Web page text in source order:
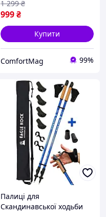
Adventuridge 110 см
999₴
1 299 ₴
Купити
ComfortMag 99%
Палиці для
Скандинавської ходьби